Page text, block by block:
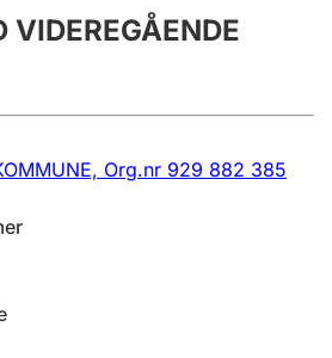
VIDEREGÅENDE
Org.nr 929 882 385